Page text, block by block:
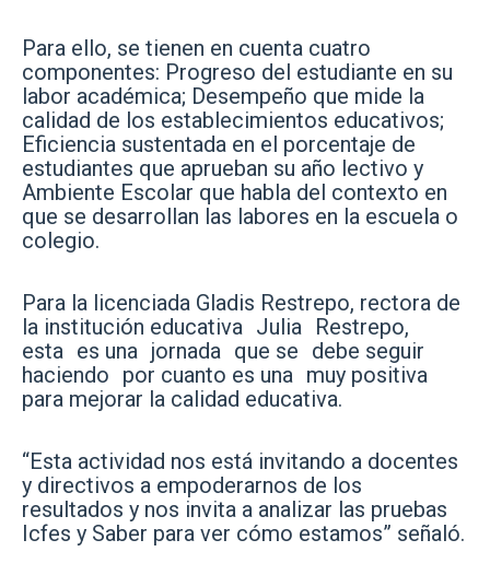
Para ello, se tienen en cuenta cuatro
componentes: Progreso del estudiante en su
labor académica; Desempeño que mide la
calidad de los establecimientos educativos;
Eficiencia sustentada en el porcentaje de
estudiantes que aprueban su año lectivo y
Ambiente Escolar que habla del contexto en
que se desarrollan las labores en la escuela o
colegio.
Para la licenciada Gladis Restrepo, rectora de
la institución educativa Julia Restrepo,
esta es una jornada que se debe seguir
haciendo por cuanto es una muy positiva
para mejorar la calidad educativa.
“Esta actividad nos está invitando a docentes
y directivos a empoderarnos de los
resultados y nos invita a analizar las pruebas
Icfes y Saber para ver cómo estamos” señaló.